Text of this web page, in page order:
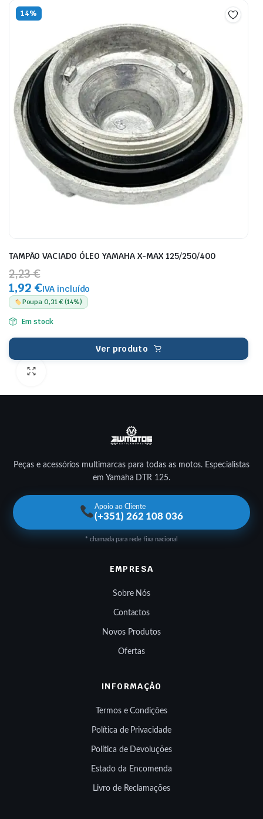
14%
TAMPÃO VACIADO ÓLEO YAMAHA X-MAX 125/250/400
2,23 €
1,92 €IVA incluído
Poupa 0,31 € (14%)
Em stock
Ver produto
Peças e acessórios multimarcas para todas as motos. Especialistas
em Yamaha DTR 125.
Apoio ao Cliente
(+351) 262 108 036
* chamada para rede fixa nacional
EMPRESA
Sobre Nós
Contactos
Novos Produtos
Ofertas
INFORMAÇÃO
Termos e Condições
Política de Privacidade
Política de Devoluções
Estado da Encomenda
Livro de Reclamações